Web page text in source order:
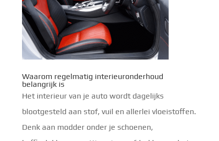
Waarom regelmatig interieuronderhoud
belangrijk is
Het interieur van je auto wordt dagelijks
blootgesteld aan stof, vuil en allerlei vloeistoffen.
Denk aan modder onder je schoenen,